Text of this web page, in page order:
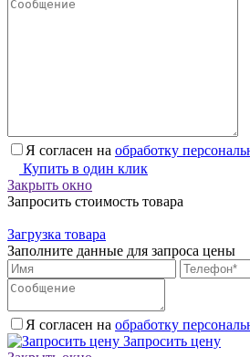
Я согласен на обработку
Купить в один клик
Закрыть окно
Запросить стоимость товара
Загрузка товара
Заполните данные для запроса цены
Я согласен на обработку
Запросить цену